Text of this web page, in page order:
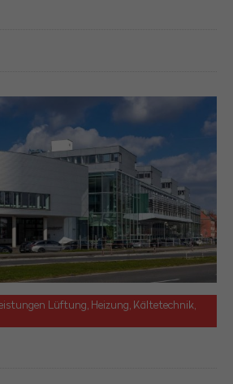
Lüftung, Heizung, Kältetechnik,